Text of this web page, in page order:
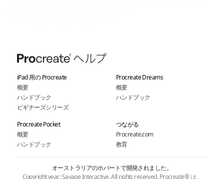
iPad 用の Procreate
概要
ハンドブック
ビギナーズシリーズ
Procreate Dreams
概要
ハンドブック
Procreate Pocket
概要
ハンドブック
つながる
Procreate.com
教育
オーストラリアのホバートで開発されました。
Copyright year: Savage Interactive. All rights reserved. Procreate® は、